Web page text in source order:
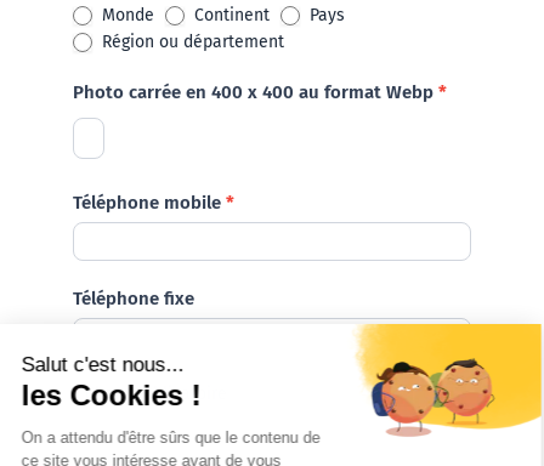
Monde Continent
Pays
Région ou département
Photo carrée en 400 x 400 au format Webp *
Téléphone mobile *
Téléphone fixe
*Champ obligatoire